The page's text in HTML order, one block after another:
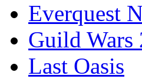
Everquest
Guild Wars
Last Oasis